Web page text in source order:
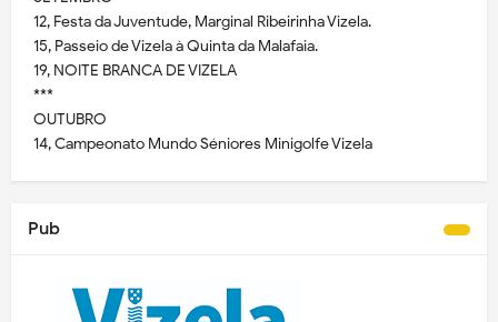
12, Festa da Juventude, Marginal Ribeirinha Vizela.
15, Passeio de Vizela à Quinta da Malafaia.
19, NOITE BRANCA DE VIZELA
***
OUTUBRO
14, Campeonato Mundo Séniores Minigolfe Vizela
Pub